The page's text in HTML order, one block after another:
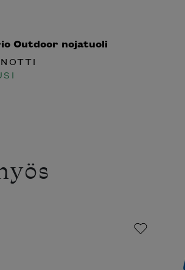
Outdoor nojatuoli